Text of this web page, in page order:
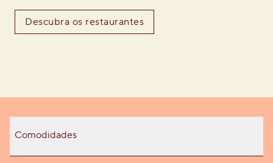
Descubra os restaurantes
Comodidades